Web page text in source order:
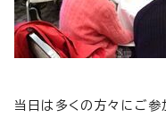
当日は多くの方々にご参